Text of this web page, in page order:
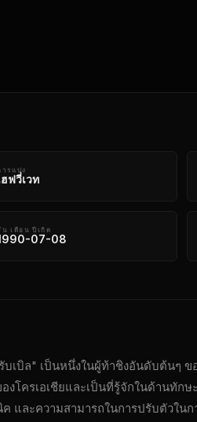
ารแบ่ง
ฮฟวี่เวท
น เดือน ปีเกิด
07-08
เบิล" เป็นหนึ่งในผู้ท้าชิงอันดับต้นๆ ข
โครเอเชียและเป็นที่รู้จักในด้านทัก
ค และความสามารถในการปรับตัวใ